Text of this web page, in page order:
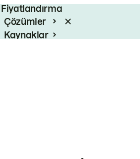
Fiyatlandırma
Çözümler
Kaynaklar